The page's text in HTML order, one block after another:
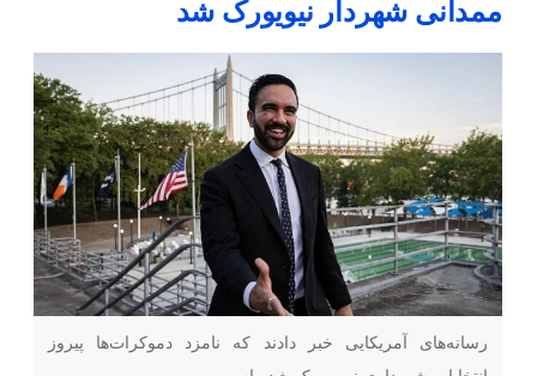
ممدانی شهردار نیویورک شد
رسانه‌های آمریکایی خبر دادند که نامزد دموکرات‌ها پیروز